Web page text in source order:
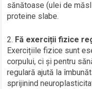
sănătoase (ulei de
proteine slabe.
Fă exerciții fizice
Exercițiile fizice sunt
corpului, ci și pentru
regulară ajută la
sprijinind